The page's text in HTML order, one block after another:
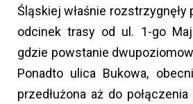
Śląskiej właśnie rozstrzygnęły
odcinek trasy od ul. 1-go
gdzie powstanie
Ponadto ulica Bukowa,
przedłużona aż do